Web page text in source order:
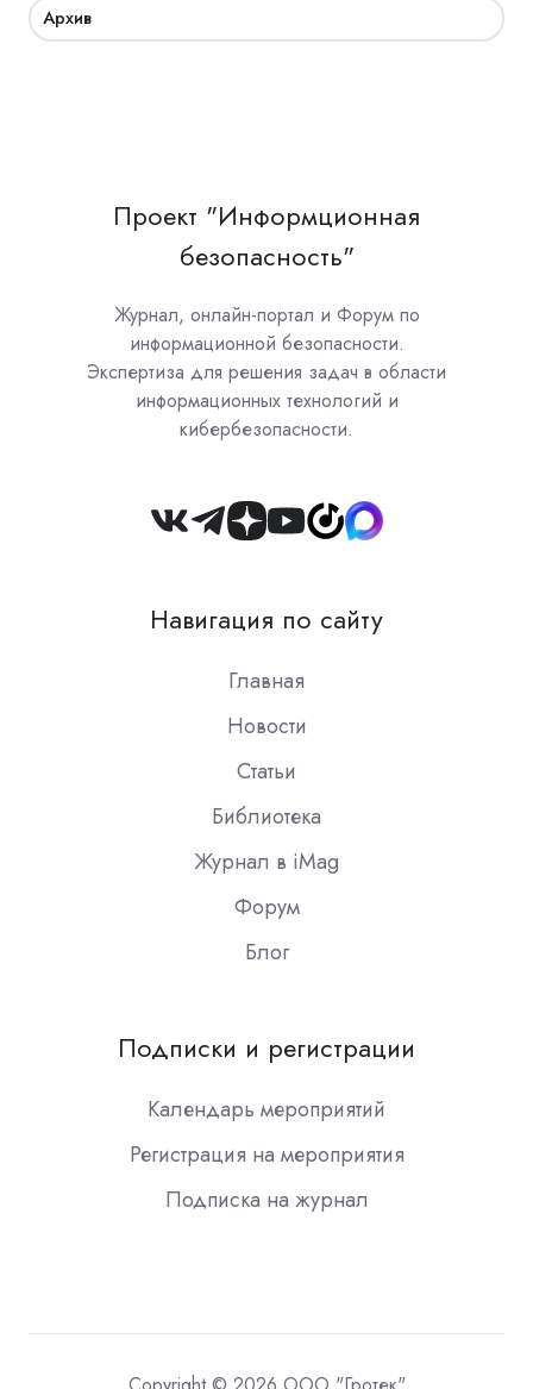
Архив
Проект "Информционная
безопасность"
Журнал, онлайн-портал и Форум по
информационной безопасности.
Экспертиза для решения задач в области
информационных технологий и
кибербезопасности.
Join
Slack
Навигация по сайту
Главная
Новости
Статьи
Библиотека
Журнал в iMag
Форум
Блог
Подписки и регистрации
Календарь мероприятий
Регистрация на мероприятия
Подписка на журнал